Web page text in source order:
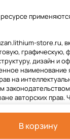
В корзину
store.ru,
графическую,
дизайн и
наименование
на
авторских прав.